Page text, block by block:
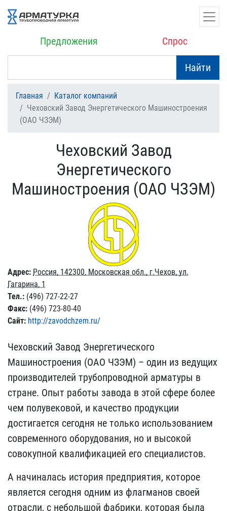
Предложения Спрос
Найти
Главная
Каталог компаний
Чеховский Завод Энергетического Машиностроения
(ОАО ЧЗЭМ)
Чеховский Завод
Энергетического
Машиностроения (ОАО ЧЗЭМ)
Адрес: Россия, 142300, Московская обл., г.Чехов, ул.
Гагарина, 1
Тел.: (496) 727-22-27
Факс: (496) 723-80-40
Сайт: http://zavodchzem.ru/
Чеховский Завод Энергетического
Машиностроения (ОАО ЧЗЭМ) – один из ведущих
производителей трубопроводной арматуры в
стране. Опыт работы завода в этой сфере более
чем полувековой, и качество продукции
достигается сегодня не только использованием
современного оборудования, но и высокой
совокупной квалификацией его специалистов.
А начиналась история предприятия, которое
является сегодня одним из флагманов своей
отрасли, с небольшой фабрики, которая была